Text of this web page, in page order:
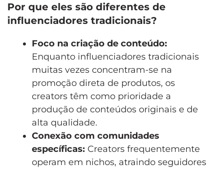
Por que eles são diferentes de
influenciadores tradicionais?
Foco na criação de conteúdo:
Enquanto influenciadores tradicionais
muitas vezes concentram-se na
promoção direta de produtos, os
creators têm como prioridade a
produção de conteúdos originais e de
alta qualidade.
Conexão com comunidades
específicas: Creators frequentemente
operam em nichos, atraindo seguidores